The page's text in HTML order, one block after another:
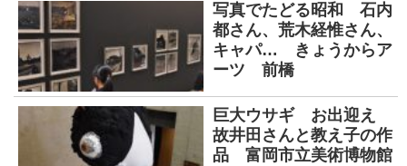
写真でたどる昭和 石内
都さん、荒木経惟さん、
キャパ… きょうからア
ーツ 前橋
巨大ウサギ お出迎え
故井田さんと教え子の作
品 富岡市立美術博物館